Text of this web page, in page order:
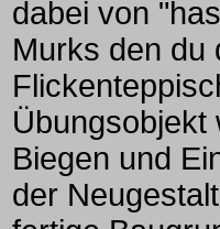
dabei von
Murks den du
Übungsobjekt
Biegen und
der